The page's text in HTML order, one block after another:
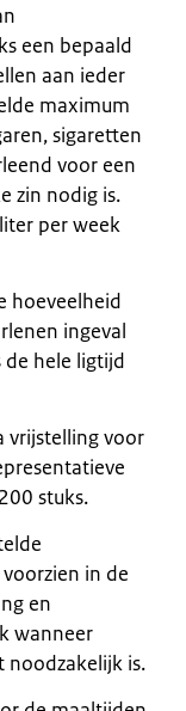
een bepaald
aan ieder
maximum
sigaretten
voor een
zin nodig is.
per week
hoeveelheid
ingeval
de hele ligtijd
vrijstelling voor
stuks.
in de
en
wanneer
is.